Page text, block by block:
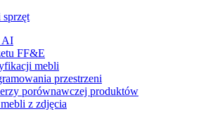
AI
FF&E
mebli
przestrzeni
porównawczej produktów
z zdjęcia